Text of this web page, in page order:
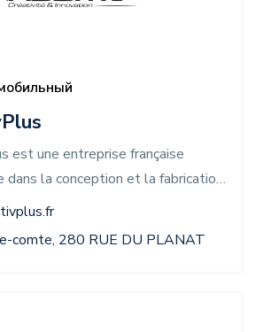
est une entreprise française
dans la conception et la fabrication
LED pour motos enduro.
expertise en impression 3D et en
nous créons des solutions
comte, 280 RUE DU PLANAT